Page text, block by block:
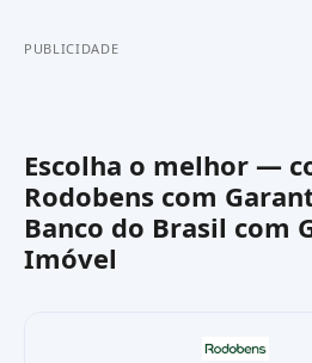
PUBLICIDADE
Escolha o melhor —
Rodobens com
Banco do Brasil com
Imóvel